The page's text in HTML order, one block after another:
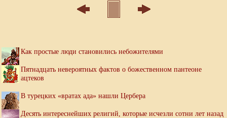
Как простые люди становились небожителями
Пятнадцать невероятных фактов о божественном пантеоне
ацтеков
В турецких «вратах ада» нашли Цербера
Десять интереснейших религий, которые исчезли сотни лет назад